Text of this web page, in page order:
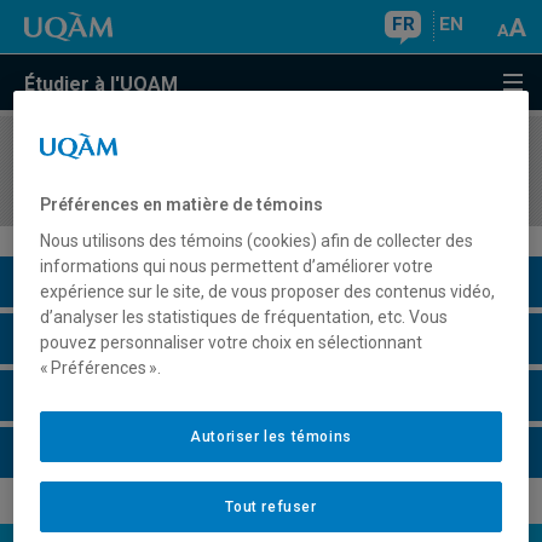
FR EN
Étudier à l'UQAM
COURS//
Description du cours
Horaire - Été 2026
Préférences en matière de témoins
Nous utilisons des témoins (cookies) afin de collecter des
informations qui nous permettent d’améliorer votre
expérience sur le site, de vous proposer des contenus vidéo,
d’analyser les statistiques de fréquentation, etc. Vous
pouvez personnaliser votre choix en sélectionnant
« Préférences ».
Tout refuser
Autoriser les témoins